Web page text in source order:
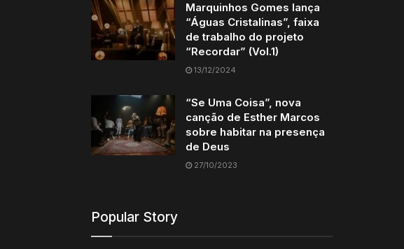
Marquinhos Gomes lança
“Águas Cristalinas”, faixa
de trabalho do projeto
“Recordar” (Vol.1)
13/12/2024
“Se Uma Coisa”, nova
canção de Esther Marcos
sobre habitar na presença
de Deus
27/10/2023
Popular Story